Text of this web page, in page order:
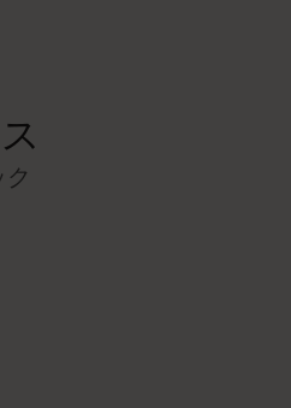
パスワードを表示